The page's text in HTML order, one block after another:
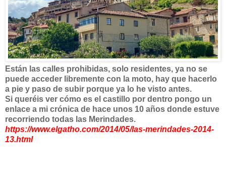
Están las calles prohibidas, solo residentes, ya no se
puede acceder libremente con la moto, hay que hacerlo
a pie y paso de subir porque ya lo he visto antes.
Si queréis ver cómo es el castillo por dentro pongo un
enlace a mi crónica de hace unos 10 años donde estuve
recorriendo todas las Merindades.
https://www.elgatho.com/2014/05/las-merindades-2014-
13.html